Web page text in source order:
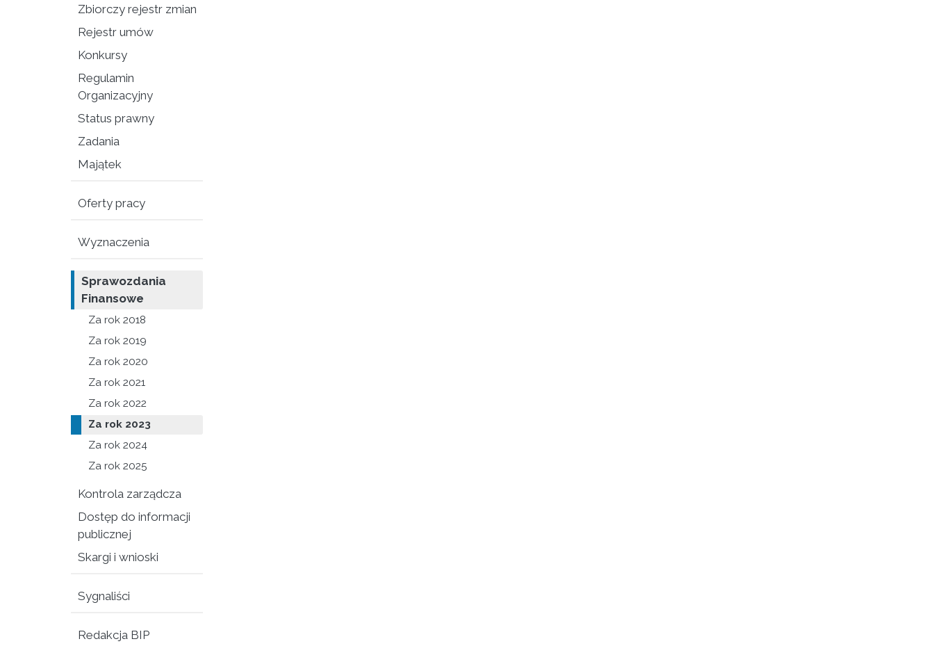
Zbiorczy rejestr zmian
Rejestr umów
Konkursy
Regulamin
Organizacyjny
Status prawny
Zadania
Majątek
Oferty pracy
Wyznaczenia
Sprawozdania
Finansowe
Za rok 2018
Za rok 2019
Za rok 2020
Za rok 2021
Za rok 2022
Za rok 2023
Za rok 2024
Za rok 2025
Kontrola zarządcza
Dostęp do informacji
publicznej
Skargi i wnioski
Sygnaliści
Redakcja BIP